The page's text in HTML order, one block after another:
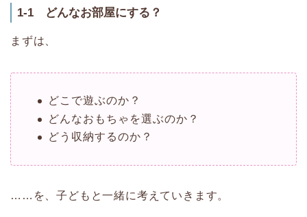
1-1 どんなお部屋にする？
まずは、
どこで遊ぶのか？
どんなおもちゃを選ぶのか？
どう収納するのか？
……を、子どもと一緒に考えていきます。